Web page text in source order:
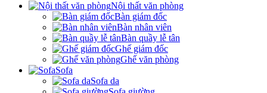
Nội thất văn phòng
Bàn giám đốc
Bàn nhân viên
Bàn quầy lễ tân
Ghế giám đốc
Ghế văn phòng
Sofa
Sofa da